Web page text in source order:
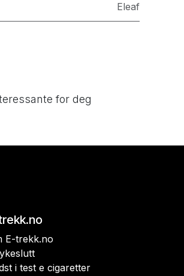
Eleaf
for deg
E-trekk.no
i test e cigaretter